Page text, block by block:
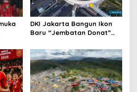
DKI Jakarta Bangun Ikon
Baru “Jembatan Donat”